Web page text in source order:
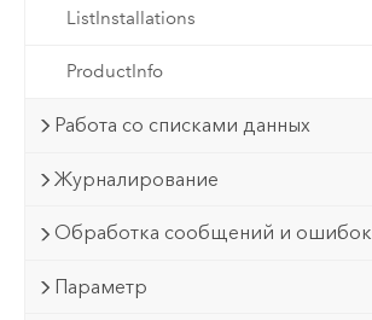
ListInstallations
ProductInfo
Работа со списками данных
Журналирование
Обработка сообщений и ошибок
Параметр